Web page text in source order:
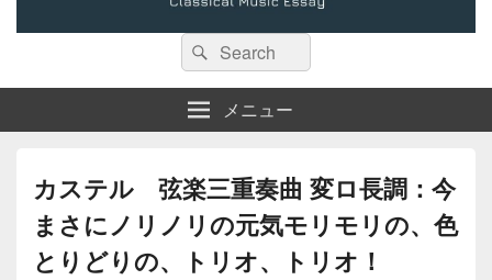
検
索:
検
索
メニュー
カステル 弦楽三重奏曲 変ロ長調：今
まさにノリノリの元気モリモリの、色
とりどりの、トリオ、トリオ！